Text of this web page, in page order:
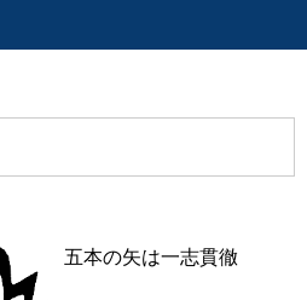
五本の矢は一志貫徹